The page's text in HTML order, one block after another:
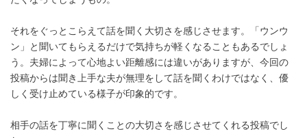
それをぐっとこらえて話を聞く大切さを感じさせます。「ウンウ
ン」と聞いてもらえるだけで気持ちが軽くなることもあるでしょ
う。夫婦によって心地よい距離感には違いがありますが、今回の
投稿からは聞き上手な夫が無理をして話を聞くわけではなく、優
しく受け止めている様子が印象的です。
相手の話を丁寧に聞くことの大切さを感じさせてくれる投稿でし